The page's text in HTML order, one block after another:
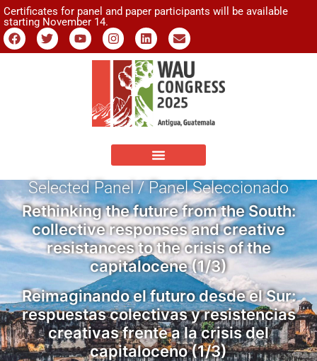
Certificates for panel and paper participants will be available
starting November 14.
Selected Panel / Panel Seleccionado
Rethinking the future from the South:
collective responses and creative
resistances to the crisis of the
capitalocene (1/3)
Reimaginando el futuro desde el Sur:
respuestas colectivas y resistencias
creativas frente a la crisis del
capitaloceno (1/3)